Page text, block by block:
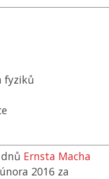
fyziků
Ernsta Macha
2016 za